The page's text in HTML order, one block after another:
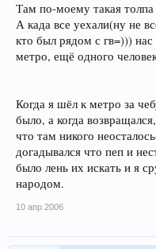
Там по-моему такая
А када все уехали(ну не
кто был рядом с гв=)))
метро, ещё одного
Когда я шёл к метро за
было, а когда
что там никого
догадывался что пеп и
было лень их искать и я
народом.
10 апр 2006